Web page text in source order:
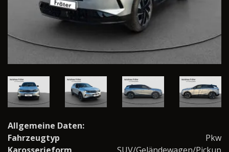
Allgemeine Daten:
Fahrzeugtyp
Pkw